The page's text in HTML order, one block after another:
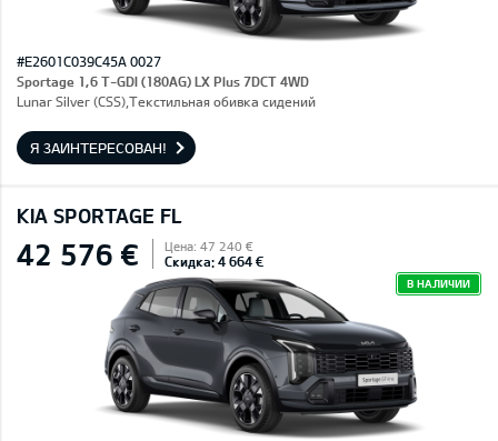
#E2601C039C45A 0027
Sportage 1,6 T-GDI (180AG) LX Plus 7DCT 4WD
Lunar Silver (CSS),Текстильная обивка сидений
Я ЗАИНТЕРЕСОВАН!
KIA SPORTAGE FL
42 576 € Цена: 47 240 €
Скидка: 4 664 €
В НАЛИЧИИ